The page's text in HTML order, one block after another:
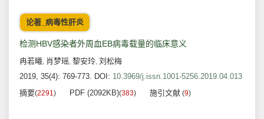
论著_病毒性肝炎
检测HBV感染者外周血EB病毒载量的临床意义
冉若曦, 肖梦瑶, 黎安玲, 刘松梅
2019, 35(4): 769-773. DOI: 10.3969/j.issn.1001-5256.2019.04.013
摘要(2291) PDF (2092KB)(383) 施引文献 (9)